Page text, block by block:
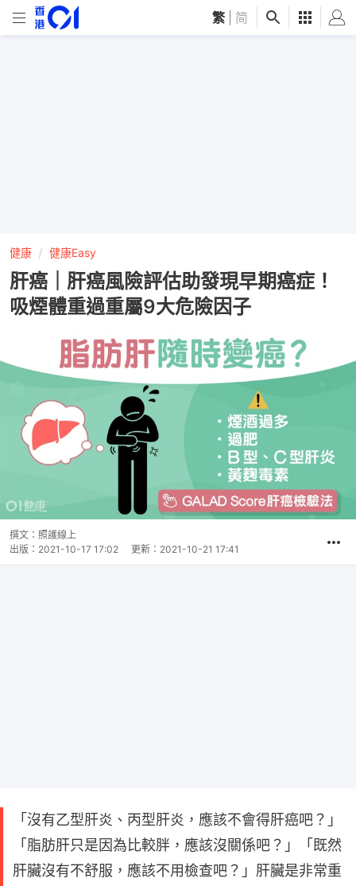
繁 简
健康 健康Easy
肝癌｜肝癌風險評估助發現早期癌症！
吸煙體重過重屬9大危險因子
撰文： 照護線上
出版： 2021-10-17 17:02 更新： 2021-10-21 17:41
「沒有乙型肝炎、丙型肝炎，應該不會得肝癌吧？」
「脂肪肝只是因為比較胖，應該沒關係吧？」「既然
肝臟沒有不舒服，應該不用檢查吧？」肝臟是非常重